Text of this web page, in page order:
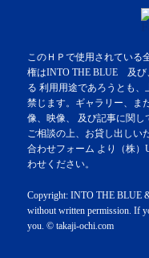
このＨＰで使用されている
権はINTO THE BLUE 及び
る 利用用途であろうとも
禁じます。ギャラリー、ま
像、映像、 及び記事に関
ご相談の上、お貸し出しい
合わせフォーム より（株）
わせください。
Copyright: INTO THE BLUE
without written permission. If
you. © takaji-ochi.com